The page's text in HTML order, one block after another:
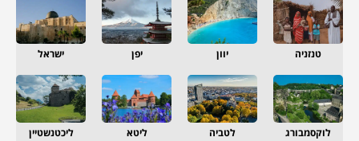
טנזניה יוון יפן ישראל
לוקסמבורג לטביה ליטא ליכטנשטיין